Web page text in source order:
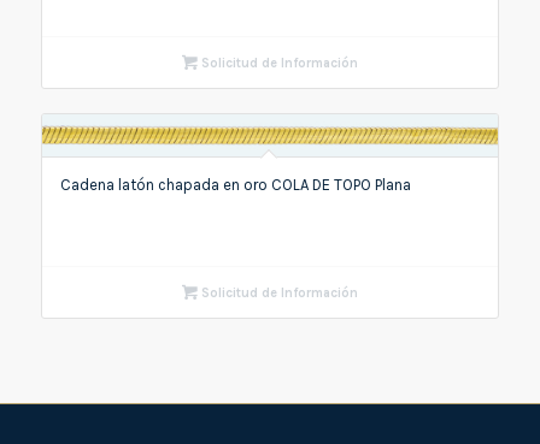
Solicitud de Información
Cadena latón chapada en oro COLA DE TOPO Plana
Solicitud de Información